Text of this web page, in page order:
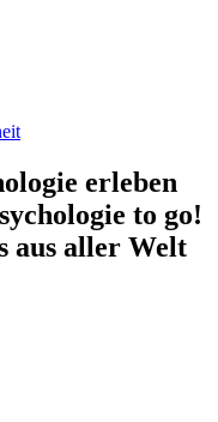
erleben
to go!
aus aller Welt